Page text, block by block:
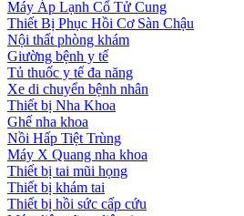
Máy Áp Lạnh Cổ Tử Cung
Thiết Bị Phục Hồi Cơ Sàn Chậu
Nội thất phòng khám
Giường bệnh y tế
Tủ thuốc y tế đa năng
Xe di chuyển bệnh nhân
Thiết bị Nha Khoa
Ghế nha khoa
Nồi Hấp Tiệt Trùng
Máy X Quang nha khoa
Thiết bị tai mũi họng
Thiết bị khám tai
Thiết bị hồi sức cấp cứu